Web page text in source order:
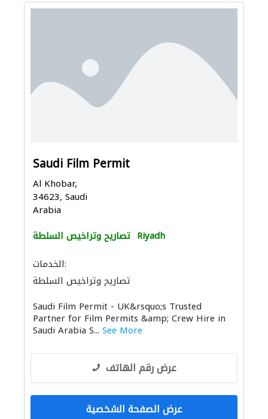
Saudi Film Permit
Al Khobar,
34623, Saudi
Arabia
تصاريح وتراخيص السلطة Riyadh
الخدمات:
تصاريح وتراخيص السلطة
Saudi Film Permit - UK&rsquo;s Trusted
Partner for Film Permits &amp; Crew Hire in
Saudi Arabia S... See More
عرض رقم الهاتف
عرض الصفحة الشخصية